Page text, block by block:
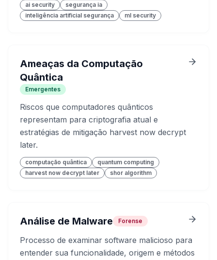
ai security
segurança ia
inteligência artificial segurança
ml security
Ameaças da Computação
Quântica
Emergentes
Riscos que computadores quânticos
representam para criptografia atual e
estratégias de mitigação harvest now decrypt
later.
computação quântica
quantum computing
harvest now decrypt later
shor algorithm
Análise de Malware Forense
Processo de examinar software malicioso para
entender sua funcionalidade, origem e métodos